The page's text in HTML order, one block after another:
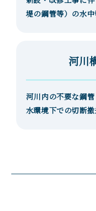
堤の鋼管等）の水中
河川
河川内の不要な鋼
水環境下での切断撤